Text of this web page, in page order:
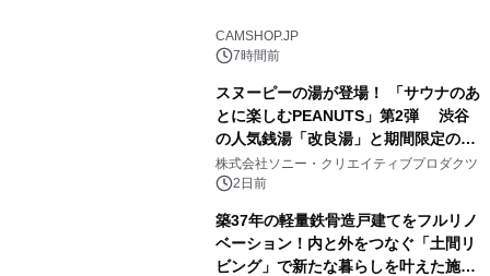
CAMSHOP.JP
7時間前
スヌーピーの湯が登場！ 「サウナのあ
とに楽しむPEANUTS」第2弾 渋谷
の人気銭湯「改良湯」と期間限定のコ
ラボレーション サウナイキタイコラ
ボグッズも発売決定！
株式会社ソニー・クリエイティブプロダクツ
2日前
築37年の軽量鉄骨造戸建てをフルリノ
ベーション！内と外をつなぐ「土間リ
ビング」で新たな暮らしを叶えた施工